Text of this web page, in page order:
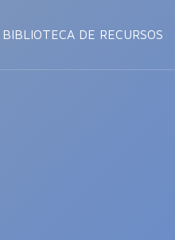
BIBLIOTECA DE RECURSOS